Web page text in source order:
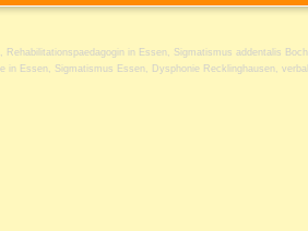
, Rehabilitationspaedagogin in Essen , Sigmatismus addentalis
in Essen, Sigmatismus Essen , Dysphonie Recklinghausen ,